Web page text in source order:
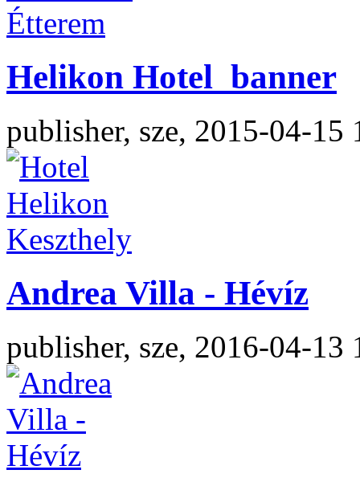
Helikon Hotel_banner
publisher, sze, 2015-04-15
Andrea Villa - Hévíz
publisher, sze, 2016-04-13